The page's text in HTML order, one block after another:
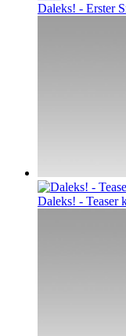
Daleks! - Erster
Daleks! - Teaser